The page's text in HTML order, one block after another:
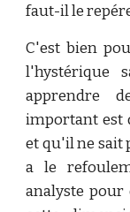
faut-il le
C'est bien
l'hystérique
apprendre
important est
et qu'il ne sait
a le
analyste pour